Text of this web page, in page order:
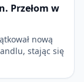
Przełom w
nową
stając się